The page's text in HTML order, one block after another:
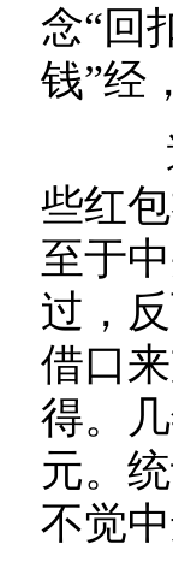
念“回
钱”经
逢
些红
至于
过，
借口
得。
元。
不觉